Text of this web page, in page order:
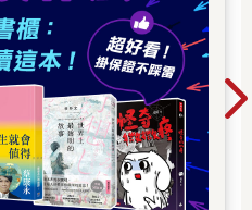
，我們不是在對付理性思考的
會讓他們像刺蝟一樣武裝自
十足。
Benjamin Franklin）年輕時不
僅手腕高明，待人處世也相當
。他的成功心法為何？「我從
說他人優點。」